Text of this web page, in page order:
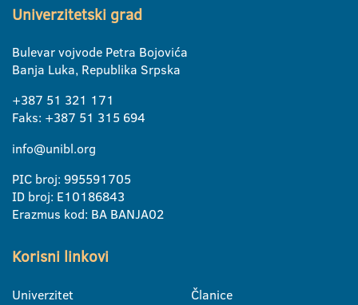
Univerzitetski grad
Bulevar vojvode Petra Bojovića
Banja Luka, Republika Srpska
+387 51 321 171
Faks: +387 51 315 694
info@unibl.org
PIC broj: 995591705
ID broj: E10186843
Erazmus kod: BA BANJA02
Korisni linkovi
Univerzitet
Članice